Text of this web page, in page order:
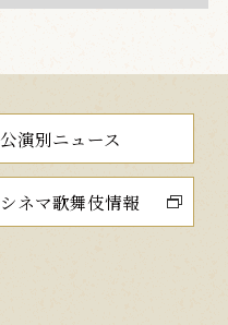
公演別ニュース
シネマ歌舞伎情報